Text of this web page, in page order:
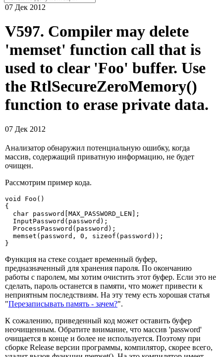
07 Дек 2012
V597. Compiler may delete
'memset' function call that is
used to clear 'Foo' buffer. Use
the RtlSecureZeroMemory()
function to erase private data.
07 Дек 2012
Анализатор обнаружил потенциальную ошибку, когда
массив, содержащий приватную информацию, не будет
очищен.
Рассмотрим пример кода.
void Foo()
{
  char password[MAX_PASSWORD_LEN];
  InputPassword(password);
  ProcessPassword(password);
  memset(password, 0, sizeof(password));
}
Функция на стеке создает временный буфер,
предназначенный для хранения пароля. По окончанию
работы с паролем, мы хотим очистить этот буфер. Если это не
сделать, пароль останется в памяти, что может привести к
неприятным последствиям. На эту тему есть хорошая статья
"Перезаписывать память - зачем?".
К сожалению, приведенный код может оставить буфер
неочищенным. Обратите внимание, что массив 'password'
очищается в конце и более не используется. Поэтому при
сборке Release версии программы, компилятор, скорее всего,